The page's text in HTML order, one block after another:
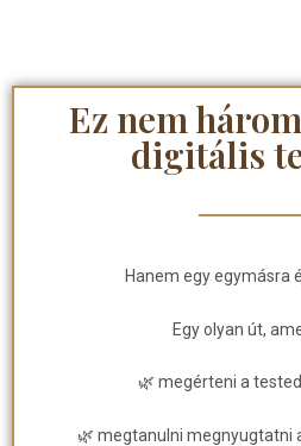
Ez nem
digitális
Hanem egy egymásra
Egy olyan út,
🌿 megérteni a
🌿 megtanulni megnyugtatni